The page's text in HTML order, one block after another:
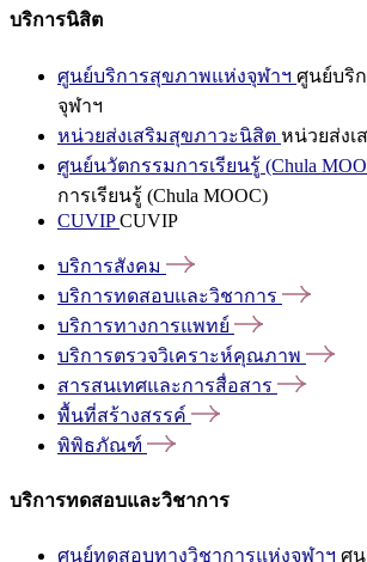
บริการนิสิต
ศูนย์บริการสุขภาพแห่งจุฬาฯ ศูนย์บริ
จุฬาฯ
หน่วยส่งเสริมสุขภาวะนิสิต หน่วยส่งเ
ศูนย์นวัตกรรมการเรียนรู้ (Chula
การเรียนรู้ (Chula MOOC)
CUVIPCUVIP
บริการสังคม
บริการทดสอบและวิชาการ
บริการทางการแพทย์
บริการตรวจวิเคราะห์คุณภาพ
สารสนเทศและการสื่อสาร
พื้นที่สร้างสรรค์
พิพิธภัณฑ์
บริการทดสอบและวิชาการ
ศูนย์ทดสอบทางวิชาการแห่งจุฬาฯ ศู